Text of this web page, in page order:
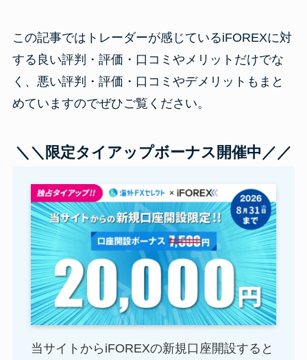
この記事ではトレーダーが感じているiFOREXに対
する良い評判・評価・口コミやメリットだけでな
く、悪い評判・評価・口コミやデメリットもまと
めていますのでぜひご覧ください。
＼＼限定タイアップボーナス開催中 ／／
当サイトからiFOREXの新規口座開設すると